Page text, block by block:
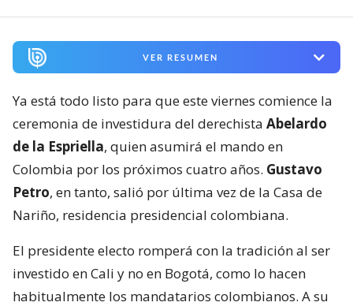
VER RESUMEN
Ya está todo listo para que este viernes comience la
ceremonia de investidura del derechista Abelardo
de la Espriella, quien asumirá el mando en
Colombia por los próximos cuatro años. Gustavo
Petro, en tanto, salió por última vez de la Casa de
Nariño, residencia presidencial colombiana.
El presidente electo romperá con la tradición al ser
investido en Cali y no en Bogotá, como lo hacen
habitualmente los mandatarios colombianos. A su